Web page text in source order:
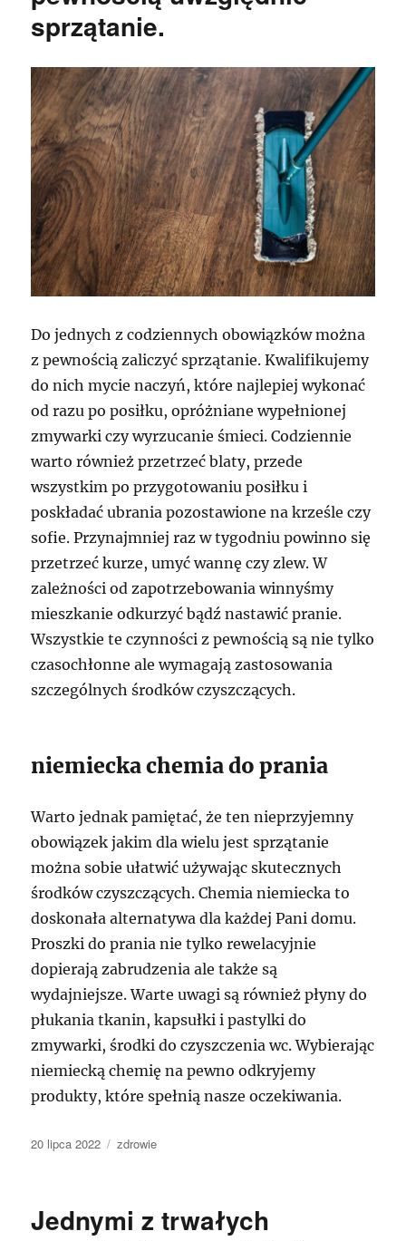
sprzątanie.
Do jednych z codziennych obowiązków można
z pewnością zaliczyć sprzątanie. Kwalifikujemy
do nich mycie naczyń, które najlepiej wykonać
od razu po posiłku, opróżniane wypełnionej
zmywarki czy wyrzucanie śmieci. Codziennie
warto również przetrzeć blaty, przede
wszystkim po przygotowaniu posiłku i
poskładać ubrania pozostawione na krześle czy
sofie. Przynajmniej raz w tygodniu powinno się
przetrzeć kurze, umyć wannę czy zlew. W
zależności od zapotrzebowania winnyśmy
mieszkanie odkurzyć bądź nastawić pranie.
Wszystkie te czynności z pewnością są nie tylko
czasochłonne ale wymagają zastosowania
szczególnych środków czyszczących.
niemiecka chemia do prania
Warto jednak pamiętać, że ten nieprzyjemny
obowiązek jakim dla wielu jest sprzątanie
można sobie ułatwić używając skutecznych
środków czyszczących. Chemia niemiecka to
doskonała alternatywa dla każdej Pani domu.
Proszki do prania nie tylko rewelacyjnie
dopierają zabrudzenia ale także są
wydajniejsze. Warte uwagi są również płyny do
płukania tkanin, kapsułki i pastylki do
zmywarki, środki do czyszczenia wc. Wybierając
niemiecką chemię na pewno odkryjemy
produkty, które spełnią nasze oczekiwania.
Data
20 lipca 2022 Kategorie
zdrowie
Jednymi z trwałych